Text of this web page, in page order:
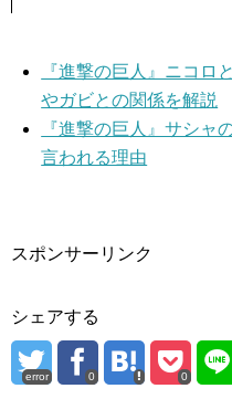
『進撃の巨人』ニコロ
やガビとの関係を解説
『進撃の巨人』サシャ
言われる理由
スポンサーリンク
シェアする
error 0 0